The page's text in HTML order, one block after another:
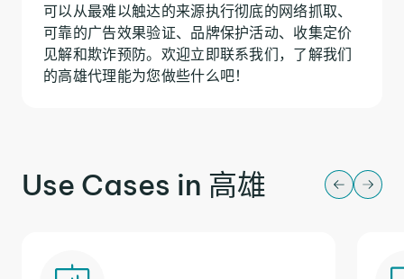
可以从最难以触达的来源执行彻底的网络抓取、
可靠的广告效果验证、品牌保护活动、收集定价
见解和欺诈预防。欢迎立即联系我们，了解我们
的高雄代理能为您做些什么吧！
Use Cases in 高雄